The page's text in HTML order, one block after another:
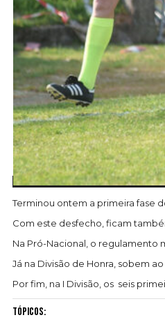
Terminou ontem a primeira fase
Com este desfecho, ficam
Na Pró-Nacional, o regulamento
Já na Divisão de Honra, sobem
Por fim, na I Divisão, os seis
Tópicos: